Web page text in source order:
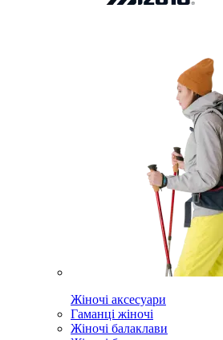
Жіночі аксесуари
Гаманці жіночі
Жіночі балаклави